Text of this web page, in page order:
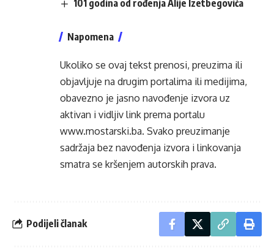
101 godina od rođenja Alije Izetbegovića
Napomena
Ukoliko se ovaj tekst prenosi, preuzima ili
objavljuje na drugim portalima ili medijima,
obavezno je jasno navođenje izvora uz
aktivan i vidljiv link prema portalu
www.mostarski.ba. Svako preuzimanje
sadržaja bez navođenja izvora i linkovanja
smatra se kršenjem autorskih prava.
Podijeli članak